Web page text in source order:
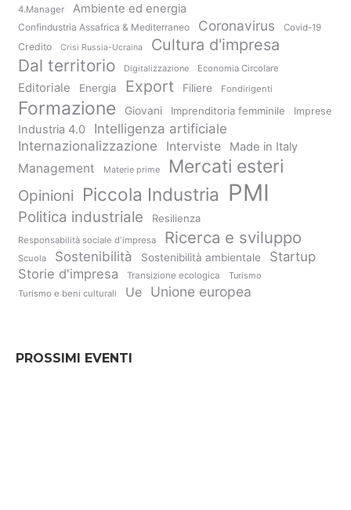
4.Manager Ambiente ed energia
Confindustria Assafrica & Mediterraneo Coronavirus Covid-19
Credito Crisi Russia-Ucraina Cultura d'impresa
Dal territorio Digitalizzazione Economia Circolare
Editoriale Energia Export Filiere Fondirigenti
Formazione Giovani Imprenditoria femminile Imprese
Industria 4.0
Intelligenza artificiale
Internazionalizzazione
Interviste Made in Italy
Management Materie prime Mercati esteri
Opinioni Piccola Industria PMI
Politica industriale Resilienza
Responsabilità sociale d'impresa Ricerca e sviluppo
Scuola Sostenibilità Sostenibilità ambientale
Startup
Storie d'impresa
Transizione ecologica
Turismo
Turismo e beni culturali
Ue Unione europea
PROSSIMI EVENTI